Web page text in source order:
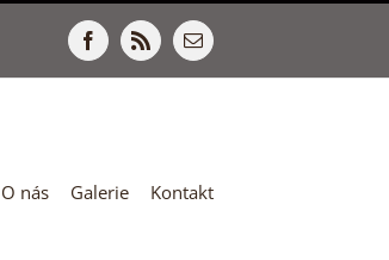
Facebook
Rss
E-
mail
O nás Galerie Kontakt